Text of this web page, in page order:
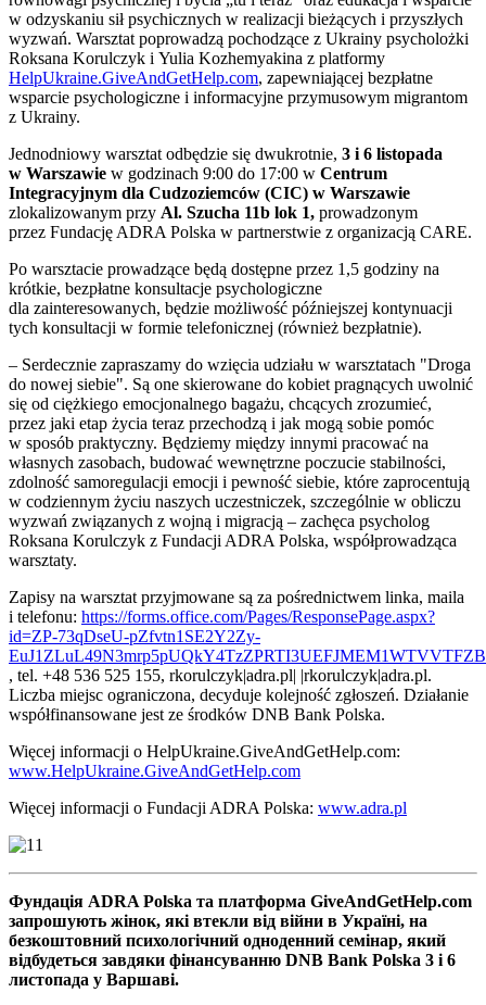
w odzyskaniu sił psychicznych w realizacji bieżących i przyszłych
wyzwań. Warsztat poprowadzą pochodzące z Ukrainy psycholożki
Roksana Korulczyk i Yulia Kozhemyakina z platformy
HelpUkraine.GiveAndGetHelp.com, zapewniającej bezpłatne
wsparcie psychologiczne i informacyjne przymusowym migrantom
z Ukrainy.
Jednodniowy warsztat odbędzie się dwukrotnie, 3 i 6 listopada
w Warszawie w godzinach 9:00 do 17:00 w Centrum
Integracyjnym dla Cudzoziemców (CIC) w Warszawie
zlokalizowanym przy Al. Szucha 11b lok 1, prowadzonym
przez Fundację ADRA Polska w partnerstwie z organizacją CARE.
Po warsztacie prowadzące będą dostępne przez 1,5 godziny na
krótkie, bezpłatne konsultacje psychologiczne
dla zainteresowanych, będzie możliwość późniejszej kontynuacji
tych konsultacji w formie telefonicznej (również bezpłatnie).
– Serdecznie zapraszamy do wzięcia udziału w warsztatach "Droga
do nowej siebie". Są one skierowane do kobiet pragnących uwolnić
się od ciężkiego emocjonalnego bagażu, chcących zrozumieć,
przez jaki etap życia teraz przechodzą i jak mogą sobie pomóc
w sposób praktyczny. Będziemy między innymi pracować na
własnych zasobach, budować wewnętrzne poczucie stabilności,
zdolność samoregulacji emocji i pewność siebie, które zaprocentują
w codziennym życiu naszych uczestniczek, szczególnie w obliczu
wyzwań związanych z wojną i migracją – zachęca psycholog
Roksana Korulczyk z Fundacji ADRA Polska, współprowadząca
warsztaty.
Zapisy na warsztat przyjmowane są za pośrednictwem linka, maila
i telefonu: https://forms.office.com/Pages/ResponsePage.aspx?
id=ZP-73qDseU-pZfvtn1SE2Y2Zy-
, tel. +48 536 525 155, rkorulczyk|adra.pl| |rkorulczyk|adra.pl.
Liczba miejsc ograniczona, decyduje kolejność zgłoszeń. Działanie
współfinansowane jest ze środków DNB Bank Polska.
Więcej informacji o HelpUkraine.GiveAndGetHelp.com:
www.HelpUkraine.GiveAndGetHelp.com
Więcej informacji o Fundacji ADRA Polska: www.adra.pl
Фундація ADRA Polska та платформа GiveAndGetHelp.com
запрошують жінок, які втекли від війни в Україні, на
безкоштовний психологічний одноденний семінар, який
відбудеться завдяки фінансуванню DNB Bank Polska 3 і 6
листопада у Варшаві.